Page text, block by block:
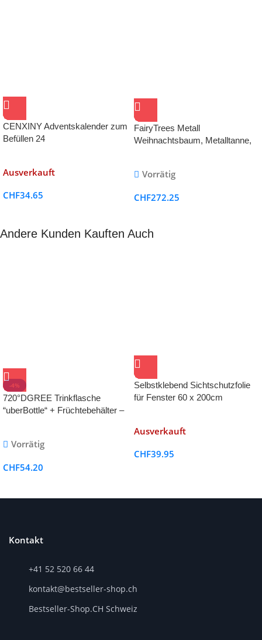
CENXINY Adventskalender zum
Befüllen 24
Addentskalender zum
Selber Befüllen 24 STK
Ausverkauft
CHF34.65
FairyTrees Metall
Weihnachtsbaum, Metalltanne,
Vorrätig
CHF272.25
Andere Kunden Kauften Auch
-4%
720°DGREE Trinkflasche
“uberBottle“ + Früchtebehälter –
Vorrätig
CHF54.20
Selbstklebend Sichtschutzfolie
für Fenster 60 x 200cm
Ausverkauft
CHF39.95
Kontakt
+41 52 520 66 44
kontakt@bestseller-shop.ch
Bestseller-Shop.CH Schweiz